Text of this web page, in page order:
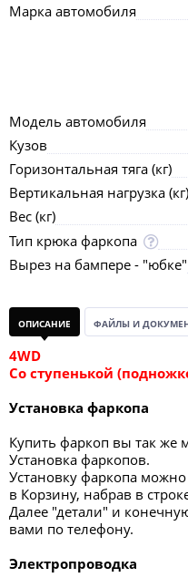
Марка автомобиля
Модель автомобиля
Кузов
Горизонтальная тяга (кг)
Вертикальная нагрузка (кг)
Вес (кг)
Тип крюка фаркопа
Вырез на бампере - "юбке"
ОПИСАНИЕ ФАЙЛЫ И
4WD
Со ступенькой
Установка фаркопа
Купить фаркоп вы так же
Установка фаркопов.
Установку фаркопа
в Корзину, набрав в
Далее "детали" и
вами по телефону.
Электропроводка